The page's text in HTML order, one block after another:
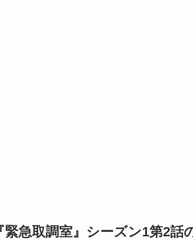
緊急取調室』シーズン1第2話